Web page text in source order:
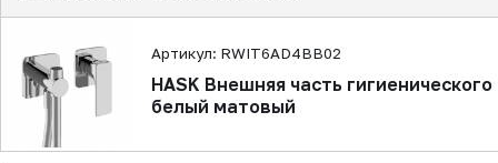
Артикул: RWIT6AD4BB02
HASK Внешняя часть
белый матовый